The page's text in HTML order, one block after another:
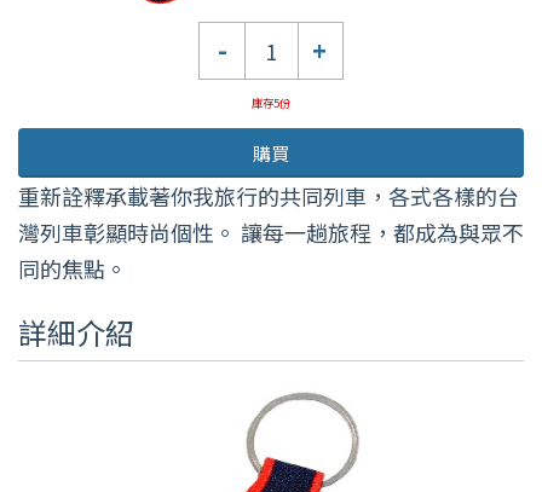
- +
庫存5份
購買
重新詮釋承載著你我旅行的共同列車，各式各樣的台
灣列車彰顯時尚個性。 讓每一趟旅程，都成為與眾不
同的焦點。
詳細介紹